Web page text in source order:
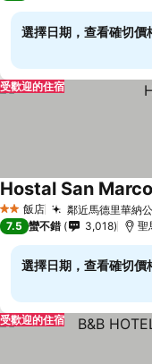
選擇日期，查看確切價
受歡迎的住宿
2 星級飯店 鄰近馬德里華納
Hostal San
7.5 蠻不錯 3,018 聖
選擇日期，查看確切價
受歡迎的住宿